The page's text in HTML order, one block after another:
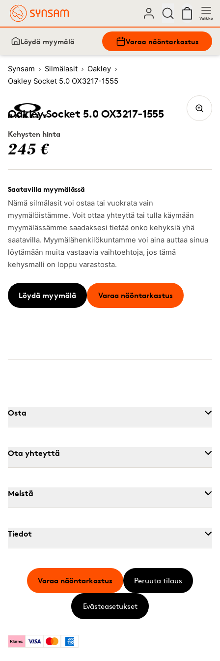
Valikko
Löydä myymälä Varaa näöntarkastus
Synsam Silmälasit
Oakley
Oakley Socket 5.0 OX3217-1555
Oakley Socket 5.0 OX3217-1555
Kehysten hinta
245 €
Saatavilla myymälässä
Nämä silmälasit voi ostaa tai vuokrata vain
myymälöistämme. Voit ottaa yhteyttä tai tulla käymään
myymälässämme saadaksesi tietää onko kehyksiä yhä
saatavilla. Myymälähenkilökuntamme voi aina auttaa sinua
löytämään muita vastaavia vaihtoehtoja, jos tämä
kehysmalli on loppu varastosta.
Löydä myymälä Varaa näöntarkastus
Osta
Ota yhteyttä
Meistä
Tiedot
KlarnaVisa MastercardAmerican Express
Varaa näöntarkastus Peruuta tilaus
Evästeasetukset